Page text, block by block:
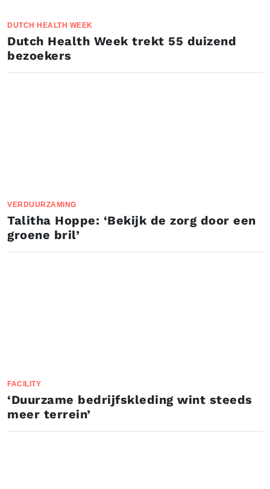
DUTCH HEALTH WEEK
Dutch Health Week trekt 55 duizend
bezoekers
VERDUURZAMING
Talitha Hoppe: ‘Bekijk de zorg door een
groene bril’
FACILITY
‘Duurzame bedrijfskleding wint steeds
meer terrein’